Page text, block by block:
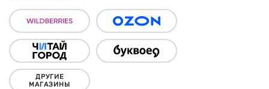
ДРУГИЕ
МАГАЗИНЫ